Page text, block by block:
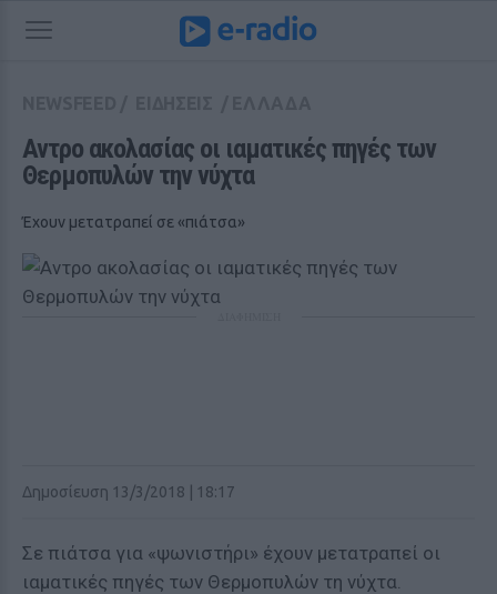
Αντρο ακολασίας οι ιαματικές πηγές των
Θερμοπυλών την νύχτα
Έχουν μετατραπεί σε «πιάτσα»
Δημοσίευση 13/3/2018 | 18:17
Σε πιάτσα για «ψωνιστήρι» έχουν μετατραπεί οι
ιαματικές πηγές των Θερμοπυλών τη νύχτα.